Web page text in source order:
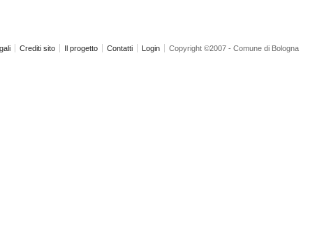
Crediti sito Il progetto Contatti Login Copyright ©2007 - Comune di Bologna